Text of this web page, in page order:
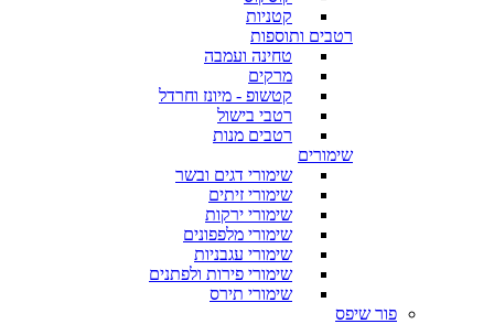
קטניות
רטבים ותוספות
טחינה ועמבה
מרקים
קטשופ - מיונז וחרדל
רטבי בישול
רטבים מנות
שימורים
שימורי דגים ובשר
שימורי זיתים
שימורי ירקות
שימורי מלפפונים
שימורי עגבניות
שימורי פירות ולפתנים
שימורי תירס
פור שיפס